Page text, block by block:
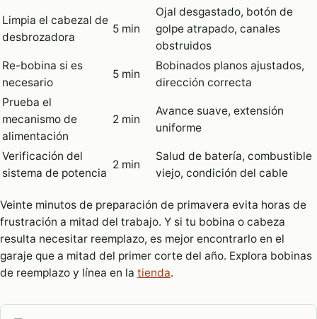
Limpia el cabezal de
desbrozadora
5 min
Ojal desgastado, botón de
golpe atrapado, canales
obstruidos
Re-bobina si es
necesario
5 min
Bobinados planos ajustados,
dirección correcta
Prueba el
mecanismo de
alimentación
2 min
Avance suave, extensión
uniforme
Verificación del
sistema de potencia
2 min
Salud de batería, combustible
viejo, condición del cable
Veinte minutos de preparación de primavera evita horas de
frustración a mitad del trabajo. Y si tu bobina o cabeza
resulta necesitar reemplazo, es mejor encontrarlo en el
garaje que a mitad del primer corte del año. Explora bobinas
de reemplazo y línea en la tienda.